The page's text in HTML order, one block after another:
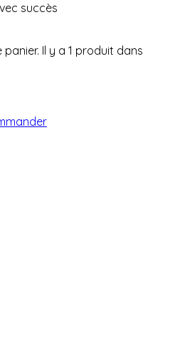
succès
Il y a 1 produit dans